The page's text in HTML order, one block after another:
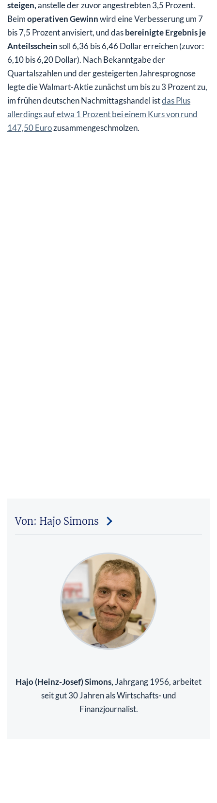
steigen,anstelle der zuvor angestrebten 3,5 Prozent.
Beimoperativen Gewinnwird eine Verbesserung um 7
bis 7,5 Prozent anvisiert, und dasbereinigte Ergebnis je
Anteilsscheinsoll 6,36 bis 6,46 Dollar erreichen (zuvor:
6,10 bis 6,20 Dollar). Nach Bekanntgabe der
Quartalszahlen und der gesteigerten Jahresprognose
legte die Walmart-Aktie zunächst um bis zu 3 Prozent zu,
im frühen deutschen Nachmittagshandel istdas Plus
allerdings auf etwa 1 Prozent bei einem Kurs von rund
147,50 Eurozusammengeschmolzen.
Von: Hajo Simons
Hajo (Heinz-Josef) Simons, Jahrgang 1956, arbeitet
seit gut 30 Jahren als Wirtschafts- und
Finanzjournalist.